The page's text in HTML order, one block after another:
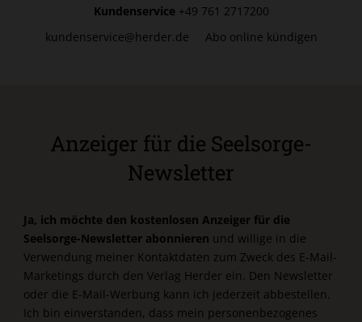
Kundenservice +49 761 2717200
kundenservice@herder.de
Abo online kündigen
Anzeiger für die Seelsorge-
Newsletter
Ja, ich möchte den kostenlosen Anzeiger für die
Seelsorge-Newsletter abonnieren und willige in die
Verwendung meiner Kontaktdaten zum Zweck des E-Mail-
Marketings durch den Verlag Herder ein. Den Newsletter
oder die E-Mail-Werbung kann ich jederzeit abbestellen.
Ich bin einverstanden, dass mein personenbezogenes